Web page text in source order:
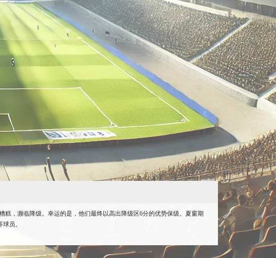
糕，濒临降级。幸运的是，他们最终以高出降级区6分的优势保级。夏窗期
员。